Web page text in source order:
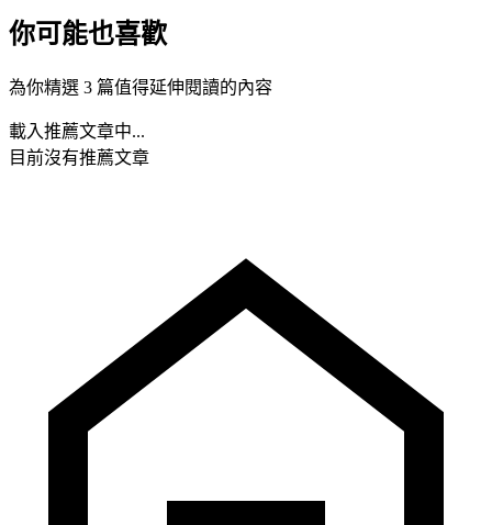
你可能也喜歡
為你精選 3 篇值得延伸閱讀的內容
載入推薦文章中...
目前沒有推薦文章